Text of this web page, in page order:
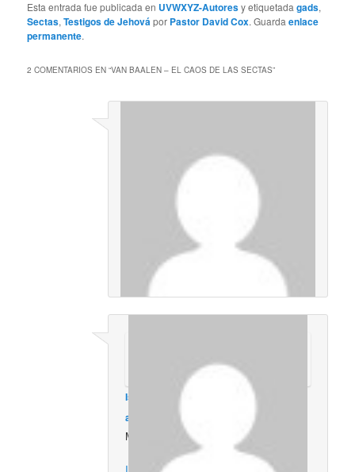
Esta entrada fue publicada en UVWXYZ-Autoresy etiquetadagads,
Sectas,Testigos de Jehovápor Pastor David Cox. Guardaenlace
permanente.
2 COMENTARIOS EN “VAN BAALEN – EL CAOS DE LAS SECTAS”
en
mayo 14, 2014 a las 7:03
Muchas gracias por este libro y si esta
Inicia sesión para responder
Ismael lito
mayo 14, 2014 a las 7:04
am
Muy lindo.